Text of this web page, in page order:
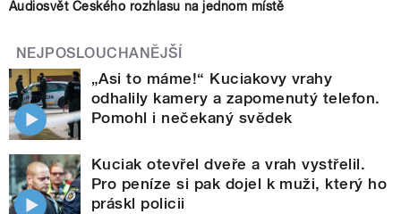
Audiosvět Českého rozhlasu na jednom místě
NEJPOSLOUCHANĚJŠÍ
„Asi to máme!“ Kuciakovy vrahy
odhalily kamery a zapomenutý telefon.
Pomohl i nečekaný svědek
Kuciak otevřel dveře a vrah vystřelil.
Pro peníze si pak dojel k muži, který ho
práskl policii